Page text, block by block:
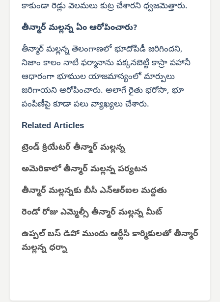
కాకుండా రెడ్లు వెలమలు కుట్ర చేశారని ధ్వజమెత్తారు.
తీన్మార్ మల్లన్న ఏం ఆరోపించారు?
తీన్మార్ మల్లన్న తెలంగాణలో భూదోపిడీ జరిగిందని,
నిజాం కాలం నాటి ఫర్మానాను పక్కనబెట్టి కాస్రా పహానీ
ఆధారంగా భూముల యాజమాన్యంలో మార్పులు
జరిగాయని ఆరోపించారు. అలాగే రైతు భరోసా, భూ
పంపిణీపై కూడా పలు వ్యాఖ్యలు చేశారు.
Related Articles
ట్రెండ్ క్రియేటర్ తీన్మార్ మల్లన్న
అమెరికాలో తీన్మార్ మల్లన్న పర్యటన
తీన్మార్ మల్లన్నకు బీసీ ఎన్‌ఆర్‌ఐల మద్దతు
రెండో రోజు ఎమ్మెల్సీ తీన్మార్ మల్లన్న మీట్
ఉప్పల్ బస్ డిపో ముందు ఆర్టీసీ కార్మికులతో తీన్మార్
మల్లన్న ధర్నా